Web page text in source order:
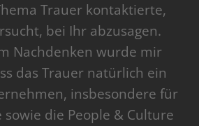
Trauer kontaktierte,
bei Ihr abzusagen.
Nachdenken wurde mir
das Trauer natürlich ein
insbesondere für
die People & Culture